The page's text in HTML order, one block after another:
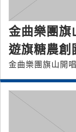
金曲樂團旗
遊旗糖農創
金曲樂團旗山開